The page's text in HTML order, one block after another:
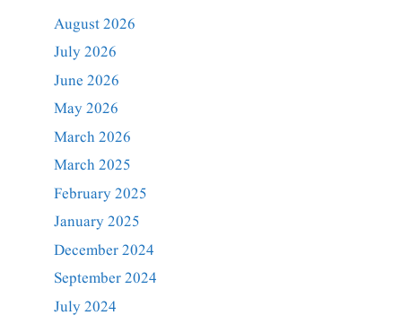
August 2026
July 2026
June 2026
May 2026
March 2026
March 2025
February 2025
January 2025
December 2024
September 2024
July 2024